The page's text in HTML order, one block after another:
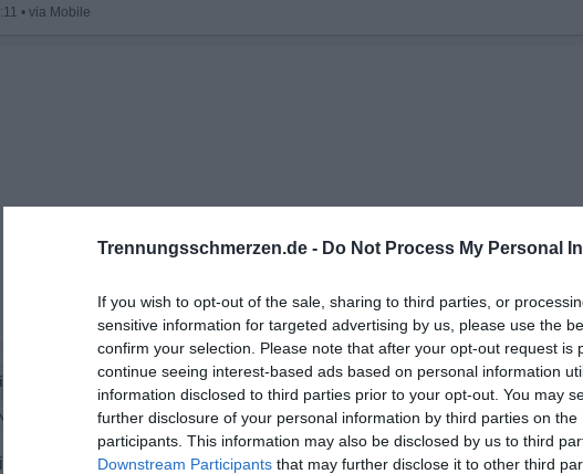
Trennungsschmerzen.de - Do Not Process My Personal
If you wish to opt-out of the sale, sharing to third parties, or
sensitive information for targeted advertising by us, please use the
confirm your selection. Please note that after your opt-out request is
continue seeing interest-based ads based on personal information
information disclosed to third parties prior to your opt-out. You may
further disclosure of your personal information by third parties on the
participants. This information may also be disclosed by us to third
Downstream Participants that may further disclose it to other third
•
langsam wieder zur Ruhe kommen zu lassen.
Eine Beziehung sollte das Nervensystem eher beruhigen, aber das